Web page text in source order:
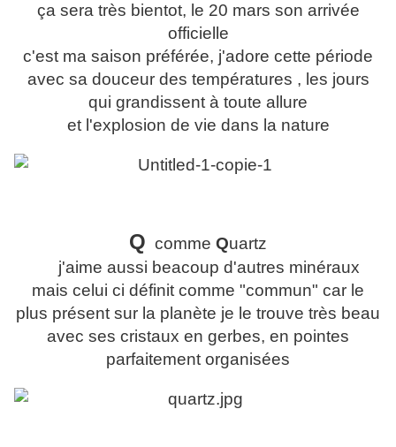
ça sera très bientot, le 20 mars son arrivée
officielle
c'est ma saison préférée, j'adore cette période
avec sa douceur des températures , les jours
qui grandissent à toute allure
et l'explosion de vie dans la nature
Q comme Quartz
j'aime aussi beacoup d'autres minéraux
mais celui ci définit comme "commun" car le
plus présent sur la planète je le trouve très beau
avec ses cristaux en gerbes, en pointes
parfaitement organisées